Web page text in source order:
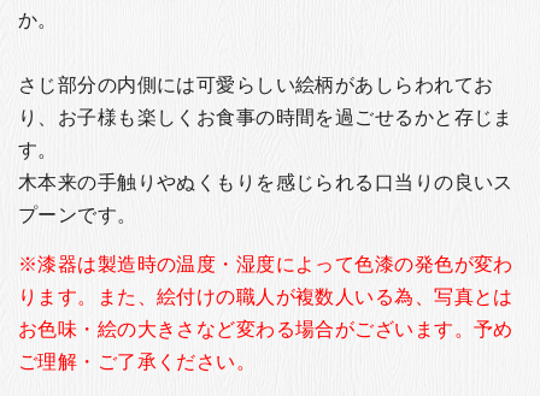
店舗紹介
お問い合わせ
お知らせ
箸ブログ
English
か。
さじ部分の内側には可愛らしい絵柄があしらわれてお
り、お子様も楽しくお食事の時間を過ごせるかと存じま
す。
木本来の手触りやぬくもりを感じられる口当りの良いス
プーンです。
※漆器は製造時の温度・湿度によって色漆の発色が変わ
ります。
また、絵付けの職人が複数人いる為、写真とは
お色味・絵の大きさなど変わる場合がございます。 予め
ご理解・ご了承ください。